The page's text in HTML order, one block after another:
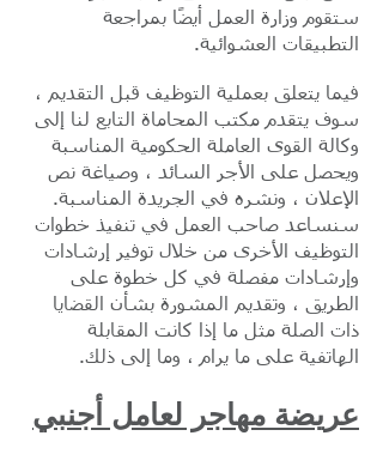
ستقوم وزارة العمل أيضًا بمراجعة
التطبيقات العشوائية.
فيما يتعلق بعملية التوظيف قبل التقديم ،
سوف يتقدم مكتب المحاماة التابع لنا إلى
وكالة القوى العاملة الحكومية المناسبة
ويحصل على الأجر السائد ، وصياغة نص
الإعلان ، ونشره في الجريدة المناسبة.
سنساعد صاحب العمل في تنفيذ خطوات
التوظيف الأخرى من خلال توفير إرشادات
وإرشادات مفصلة في كل خطوة على
الطريق ، وتقديم المشورة بشأن القضايا
ذات الصلة مثل ما إذا كانت المقابلة
الهاتفية على ما يرام ، وما إلى ذلك.
عريضة مهاجر لعامل أجنبي